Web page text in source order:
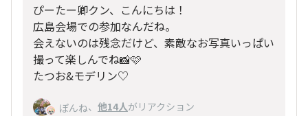
ぴーたー卿クン、こんにちは！
広島会場での参加なんだね。
会えないのは残念だけど、素敵なお写真いっぱい
撮って楽しんでね📸🩷
たつお&モデリン♡
ぽんね、 他14人がリアクション